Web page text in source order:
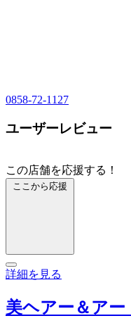
0858-72-1127
ユーザーレビュー
この店舗を応援する！
ここから応援
詳細を見る
美ヘアー＆ア